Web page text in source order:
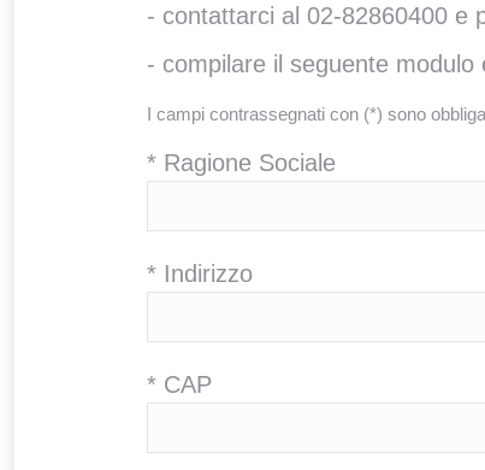
- contattarci al 02-82860400 e
- compilare il seguente
I campi contrassegnati con (*) sono
* Ragione Sociale
* Indirizzo
* CAP